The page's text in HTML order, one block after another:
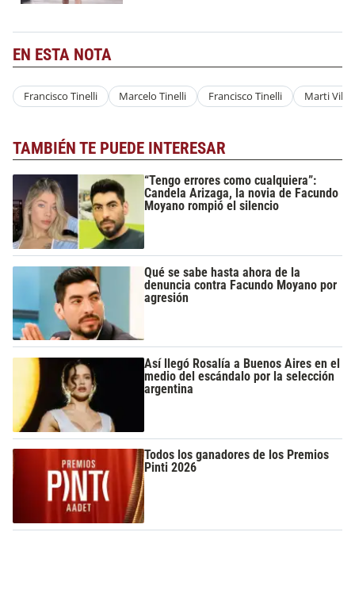
EN ESTA NOTA
Francisco Tinelli Marcelo Tinelli Francisco Tinelli Marti Villa
TAMBIÉN TE PUEDE INTERESAR
“Tengo errores como cualquiera”:
Candela Arizaga, la novia de Facundo
Moyano rompió el silencio
Qué se sabe hasta ahora de la
denuncia contra Facundo Moyano por
agresión
Así llegó Rosalía a Buenos Aires en el
medio del escándalo por la selección
argentina
Todos los ganadores de los Premios
Pinti 2026